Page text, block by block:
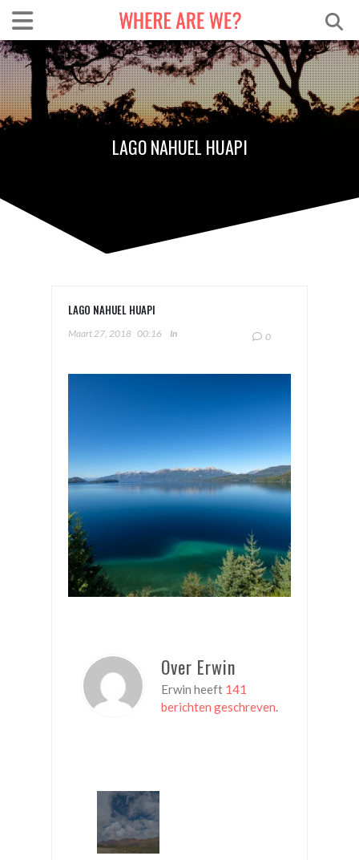
LAGO NAHUEL HUAPI
LAGO NAHUEL HUAPI
Maart 27, 2018 00:16 In 0
Over Erwin
Erwin heeft 141
berichten geschreven.